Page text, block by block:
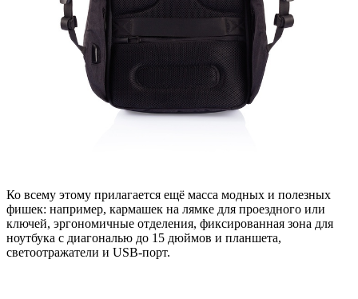
Ко всему этому прилагается ещё масса модных и полезных
фишек: например, кармашек на лямке для проездного или
ключей, эргономичные отделения, фиксированная зона для
ноутбука с диагональю до 15 дюймов и планшета,
светоотражатели и USB-порт.